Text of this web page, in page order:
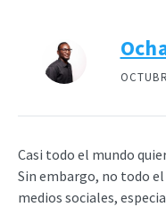
Casi todo el mundo
Sin embargo, no todo
medios sociales,